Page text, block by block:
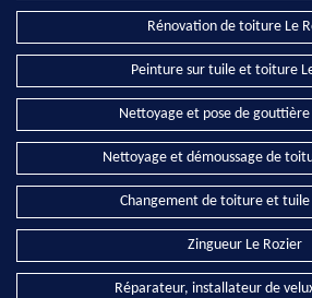
Rénovation de toiture Le
Peinture sur tuile et toiture
Nettoyage et pose de gouttière
Nettoyage et démoussage de
Changement de toiture et tuile
Zingueur Le Rozier
Réparateur, installateur de